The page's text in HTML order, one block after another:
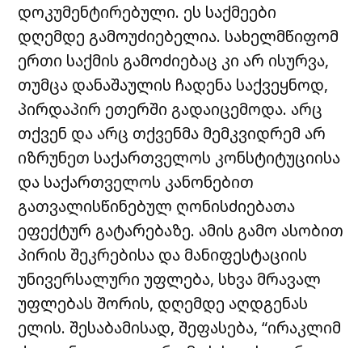
დოკუმენტირებული. ეს საქმეები
დღემდე გამოუძიებელია. სახელმწიფომ
ერთი საქმის გამოძიებაც კი არ ისურვა,
თუმცა დანაშაულის ჩადენა საქვეყნოდ,
პირდაპირ ეთერში გადაიცემოდა. არც
თქვენ და არც თქვენმა მემკვიდრემ არ
იზრუნეთ საქართველოს კონსტიტუციისა
და საქართველოს კანონებით
გათვალისწინებულ ღონისძიებათა
ეფექტურ გატარებაზე. ამის გამო ასობით
პირის შეკრებისა და მანიფესტაციის
უნივერსალური უფლება, სხვა მრავალ
უფლებას შორის, დღემდე აღდგენას
ელის. შესაბამისად, შეფასება, “ირაკლიმ